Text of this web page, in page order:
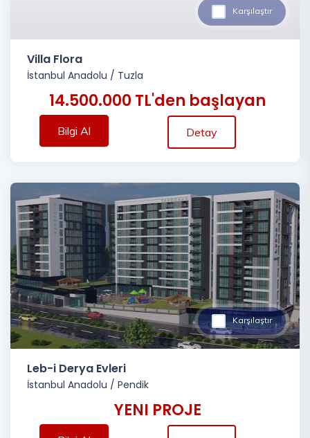
Karşılaştır
Villa Flora
İstanbul Anadolu / Tuzla
14.500.000 TL'den başlayan
Bilgi Al Detay
Karşılaştır
Leb-i Derya Evleri
İstanbul Anadolu / Pendik
YENI PROJE